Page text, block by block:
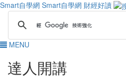
Smart自學網 Smart自學網 財經好讀
MENU
達人開講